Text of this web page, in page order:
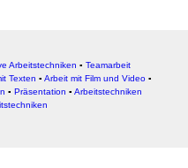
Arbeitstechniken ▪ Teamarbeit
Texten ▪ Arbeit mit Film und Video ▪
▪ Präsentation ▪ Arbeitstechniken